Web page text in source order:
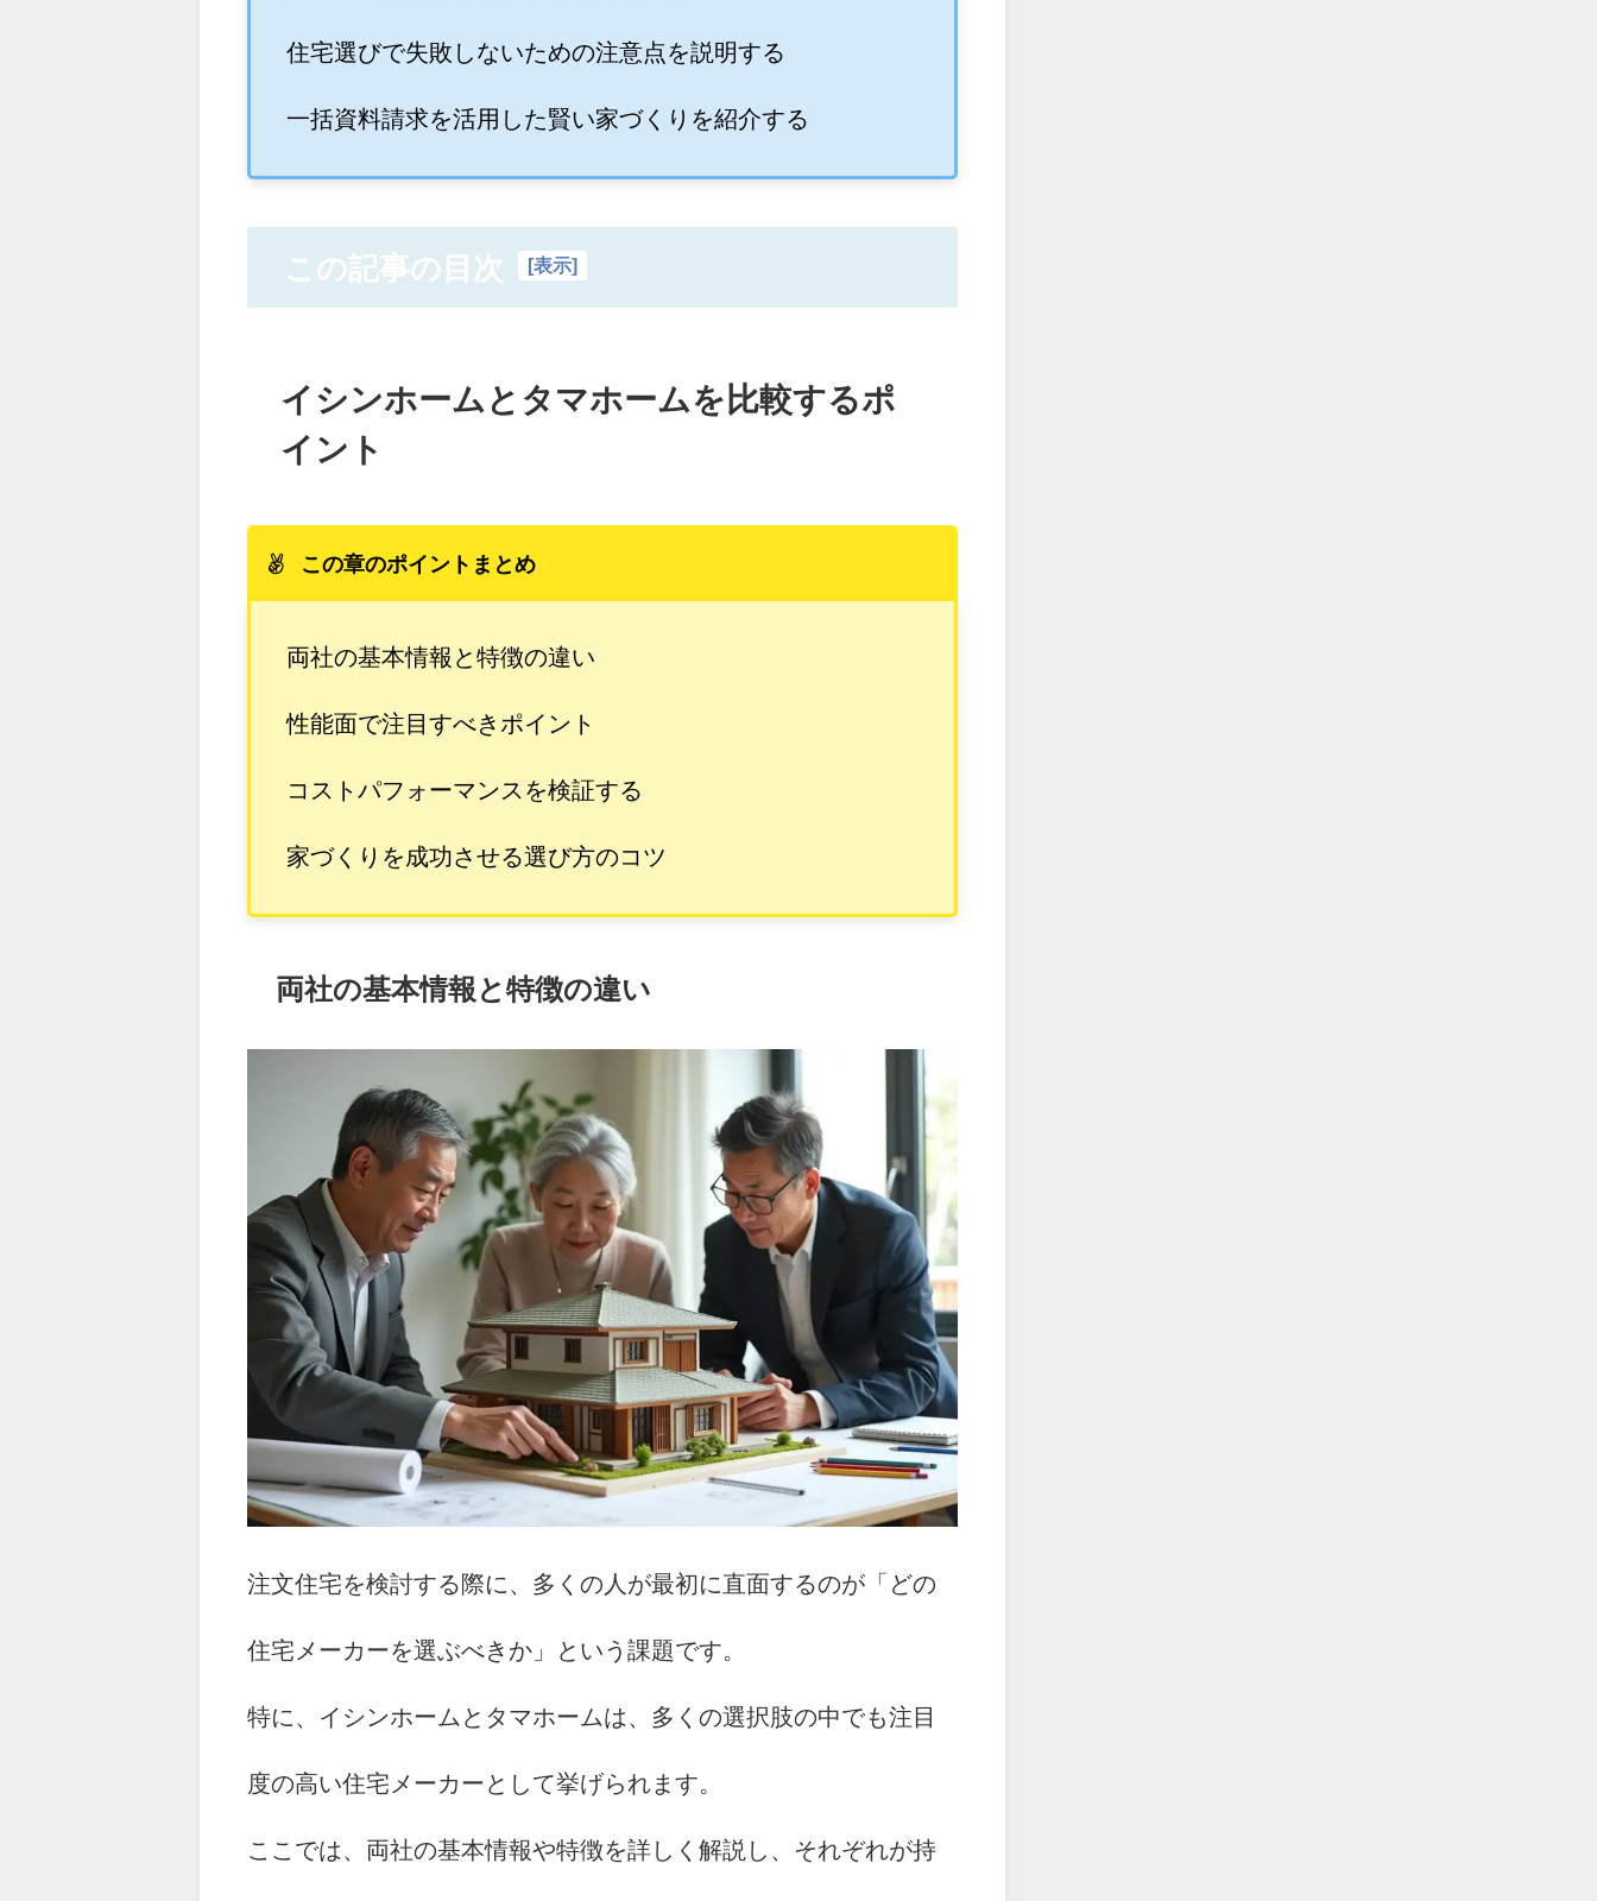
住宅選びで失敗しないための注意点を説明する
一括資料請求を活用した賢い家づくりを紹介する
この記事の目次 [表示]
イシンホームとタマホームを比較するポ
イント
この章のポイントまとめ
両社の基本情報と特徴の違い
性能面で注目すべきポイント
コストパフォーマンスを検証する
家づくりを成功させる選び方のコツ
両社の基本情報と特徴の違い
注文住宅を検討する際に、多くの人が最初に直面するのが「どの
住宅メーカーを選ぶべきか」という課題です。
特に、イシンホームとタマホームは、多くの選択肢の中でも注目
度の高い住宅メーカーとして挙げられます。
ここでは、両社の基本情報や特徴を詳しく解説し、それぞれが持